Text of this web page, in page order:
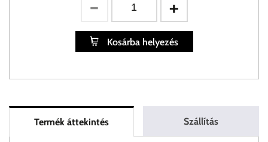
Kosárba helyezés
Termék áttekintés Szállítás